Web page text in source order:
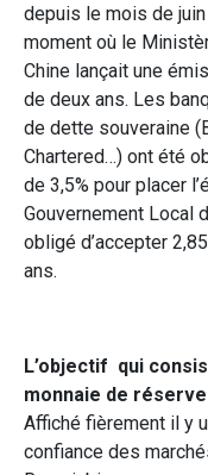
depuis le mois de juin
moment où le
Chine lançait une
de deux ans. Les
de dette souveraine
Chartered…) ont été
de 3,5% pour placer
Gouvernement Local
obligé d’accepter
ans.
L’objectif qui
monnaie de réserve
Affiché fièrement il y
confiance des